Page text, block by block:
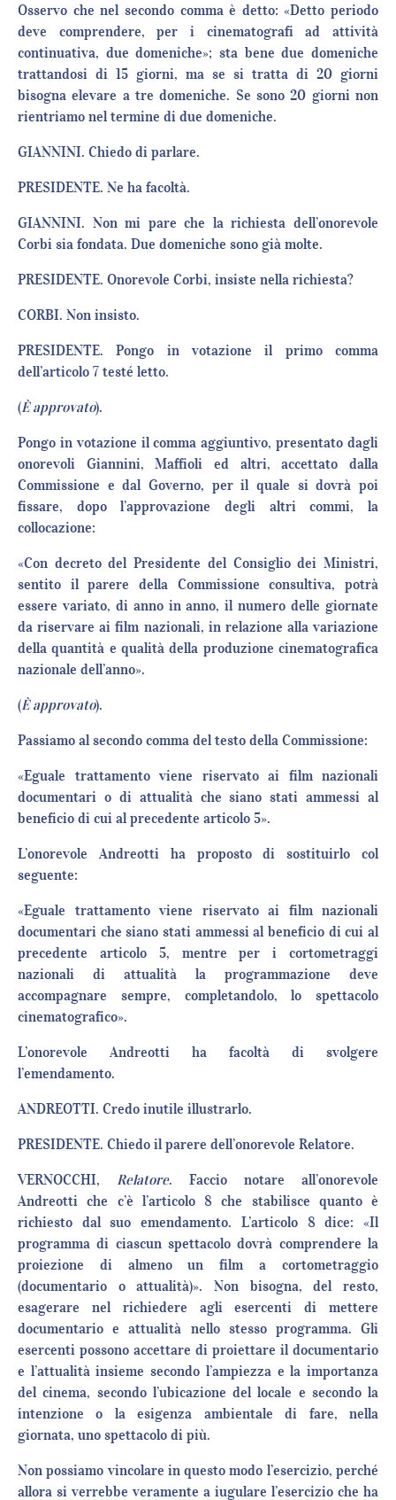
Osservo che nel secondo comma è detto: «Detto periodo
deve comprendere, per i cinematografi ad attività
continuativa, due domeniche»; sta bene due domeniche
trattandosi di 15 giorni, ma se si tratta di 20 giorni
bisogna elevare a tre domeniche. Se sono 20 giorni non
rientriamo nel termine di due domeniche.
GIANNINI. Chiedo di parlare.
PRESIDENTE. Ne ha facoltà.
GIANNINI. Non mi pare che la richiesta dell’onorevole
Corbi sia fondata. Due domeniche sono già molte.
PRESIDENTE. Onorevole Corbi, insiste nella richiesta?
CORBI. Non insisto.
PRESIDENTE. Pongo in votazione il primo comma
dell’articolo 7 testé letto.
(È approvato).
Pongo in votazione il comma aggiuntivo, presentato dagli
onorevoli Giannini, Maffioli ed altri, accettato dalla
Commissione e dal Governo, per il quale si dovrà poi
fissare, dopo l’approvazione degli altri commi, la
collocazione:
«Con decreto del Presidente del Consiglio dei Ministri,
sentito il parere della Commissione consultiva, potrà
essere variato, di anno in anno, il numero delle giornate
da riservare ai film nazionali, in relazione alla variazione
della quantità e qualità della produzione cinematografica
nazionale dell’anno».
(È approvato).
Passiamo al secondo comma del testo della Commissione:
«Eguale trattamento viene riservato ai film nazionali
documentari o di attualità che siano stati ammessi al
beneficio di cui al precedente articolo 5».
L’onorevole Andreotti ha proposto di sostituirlo col
seguente:
«Eguale trattamento viene riservato ai film nazionali
documentari che siano stati ammessi al beneficio di cui al
precedente articolo 5, mentre per i cortometraggi
nazionali di attualità la programmazione deve
accompagnare sempre, completandolo, lo spettacolo
cinematografico».
L’onorevole Andreotti ha facoltà di svolgere
l’emendamento.
ANDREOTTI. Credo inutile illustrarlo.
PRESIDENTE. Chiedo il parere dell’onorevole Relatore.
VERNOCCHI, Relatore. Faccio notare all’onorevole
Andreotti che c’è l’articolo 8 che stabilisce quanto è
richiesto dal suo emendamento. L’articolo 8 dice: «Il
programma di ciascun spettacolo dovrà comprendere la
proiezione di almeno un film a cortometraggio
(documentario o attualità)». Non bisogna, del resto,
esagerare nel richiedere agli esercenti di mettere
documentario e attualità nello stesso programma. Gli
esercenti possono accettare di proiettare il documentario
e l’attualità insieme secondo l’ampiezza e la importanza
del cinema, secondo l’ubicazione del locale e secondo la
intenzione o la esigenza ambientale di fare, nella
giornata, uno spettacolo di più.
Non possiamo vincolare in questo modo l’esercizio, perché
allora si verrebbe veramente a iugulare l’esercizio che ha